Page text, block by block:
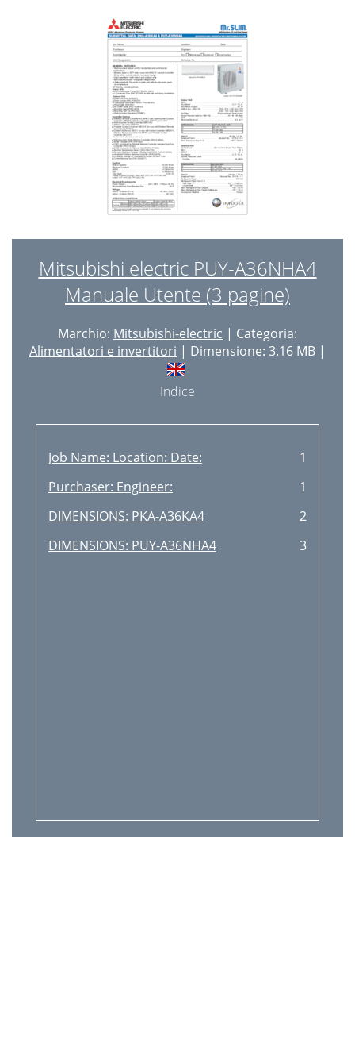
Mitsubishi electric PUY-A36NHA4
Manuale Utente (3 pagine)
Marchio: Mitsubishi-electric | Categoria:
Alimentatori e invertitori | Dimensione: 3.16 MB |
Indice
Job Name: Location: Date:
1
Purchaser: Engineer:
1
DIMENSIONS: PKA-A36KA4
2
DIMENSIONS: PUY-A36NHA4
3